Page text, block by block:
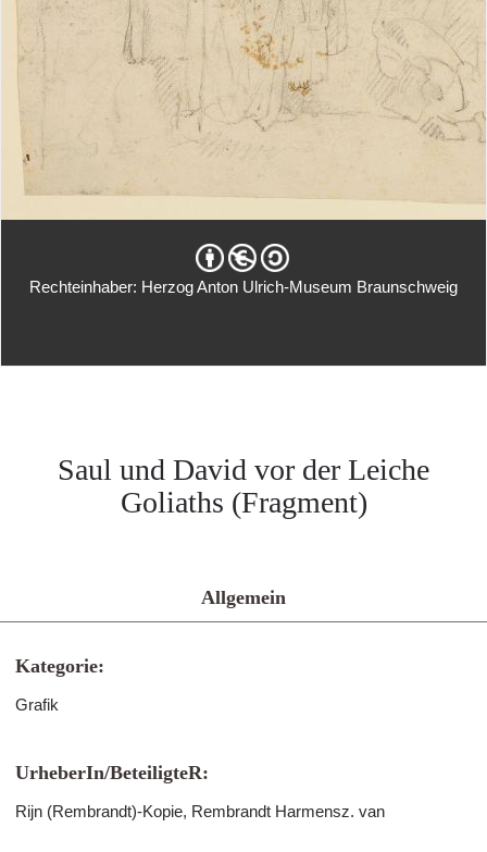
Rechteinhaber: Herzog Anton Ulrich-Museum Braunschweig
Saul und David vor der Leiche
Goliaths (Fragment)
Allgemein
Kategorie:
Grafik
UrheberIn/BeteiligteR:
Rijn (Rembrandt)-Kopie, Rembrandt Harmensz. van